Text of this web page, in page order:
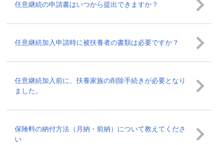
任意継続の申請書はいつから提出できますか？
任意継続加入申請時に被扶養者の書類は必要ですか？
任意継続加入前に、扶養家族の削除手続きが必要となり
ました。
保険料の納付方法（月納・前納）について教えてくださ
い